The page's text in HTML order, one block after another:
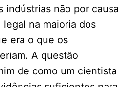
indústrias não por causa
na maioria dos
era o que os
A questão
de como um cientista